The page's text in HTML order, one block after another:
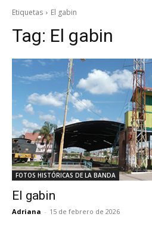
Etiquetas El gabin
Tag: El gabin
FOTOS HISTÓRICAS DE LA BANDA
El gabin
Adriana - 15 de febrero de 2026